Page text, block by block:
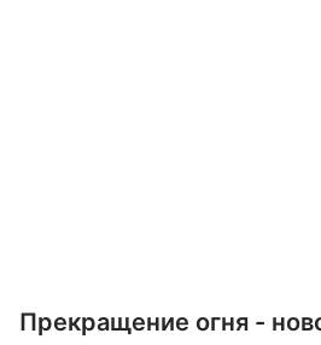
Прекращение огня -